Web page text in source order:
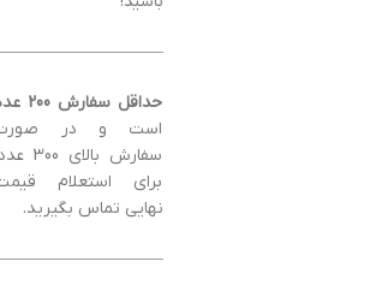
حداقل سفارش 200 عدد
است و در
سفارش بالای
برای استعلام
نهایی تماس بگیرید.